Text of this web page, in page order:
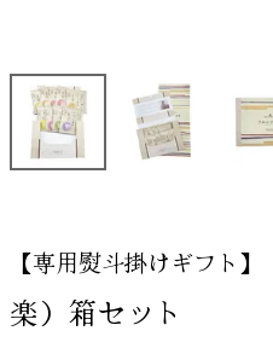
【専用熨斗掛けギフト】
楽）箱セット